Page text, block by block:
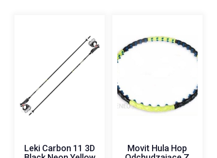
Leki Carbon 11 3D
Movit Hula Hop